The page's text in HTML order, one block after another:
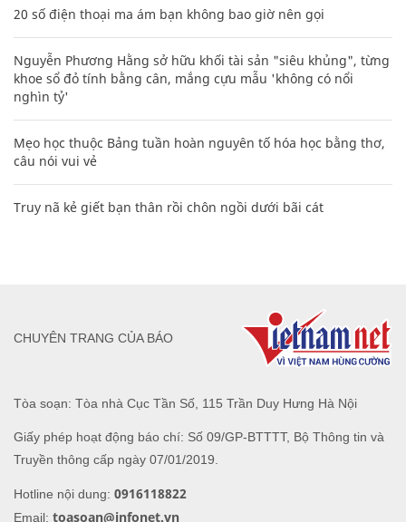
20 số điện thoại ma ám bạn không bao giờ nên gọi
Nguyễn Phương Hằng sở hữu khối tài sản "siêu khủng", từng
khoe sổ đỏ tính bằng cân, mắng cựu mẫu 'không có nổi
nghìn tỷ'
Mẹo học thuộc Bảng tuần hoàn nguyên tố hóa học bằng thơ,
câu nói vui vẻ
Truy nã kẻ giết bạn thân rồi chôn ngồi dưới bãi cát
Tòa soạn: Tòa nhà Cục Tần Số, 115 Trần Duy Hưng Hà Nội
Giấy phép hoạt động báo chí: Số 09/GP-BTTTT, Bộ Thông tin và
Truyền thông cấp ngày 07/01/2019.
Hotline nội dung: 0916118822
Email: toasoan@infonet.vn
CHUYÊN TRANG CỦA BÁO